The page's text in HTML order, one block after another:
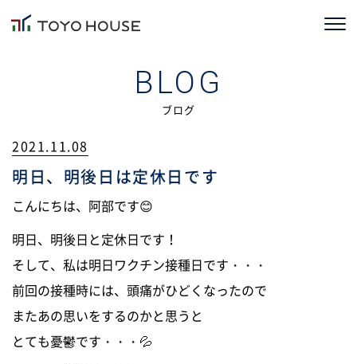
TOYOHOUSEの家づくり
施工事例
会社情報
ニュース
BLOG
ブログ
2021.11.08
明日、明後日は定休日です
こんにちは、阿部です😊
明日、明後日と定休日です！
そして、私は明日ワクチン接種日です・・・
前回の接種時には、頭痛がひどくなったので
またあの思いをするのかと思うと
とても憂鬱です・・・💦